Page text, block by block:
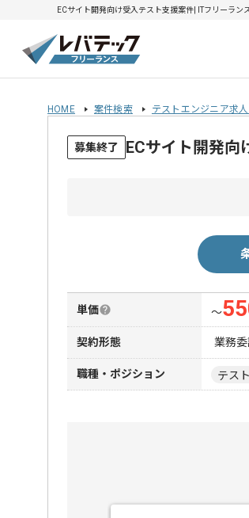
ECサイト開発向け受入テスト支援案件| ITフリーラ
HOME 案件検索 テストエンジニア求
募集終了 ECサイト開発向
単価 〜
契約形態 業務委
職種・ポジション テス